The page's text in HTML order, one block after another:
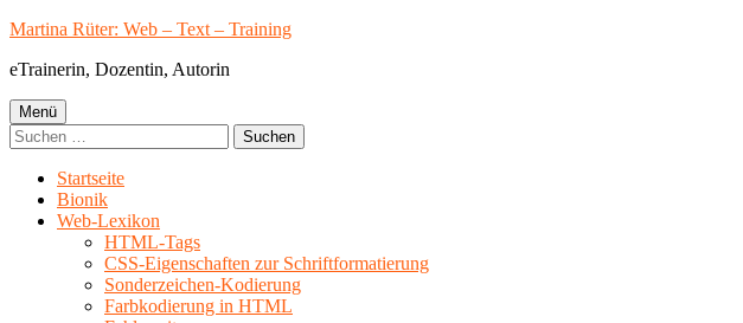
Springe
Inhalt
Martina Rüter: Web – Text – Training
eTrainerin, Dozentin, Autorin
Primäres
Menü
Menü
Suchen
nach:
Startseite
Bionik
Web-Lexikon
HTML-Tags
CSS-Eigenschaften zur Schriftformatierung
Sonderzeichen-Kodierung
Farbkodierung in HTML